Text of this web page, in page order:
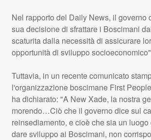
Nel rapporto del Daily News, il governo
sua decisione di sfrattare i Boscimani
scaturita dalla necessità di assicurare
opportunità di sviluppo
Tuttavia, in un recente comunicato
l'organizzazione boscimane First
ha dichiarato: "A New Xade, la nostra
morendo…Ciò che il governo dice sul
reinsediamento, e cioè che sia un
dare sviluppo ai Boscimani, non